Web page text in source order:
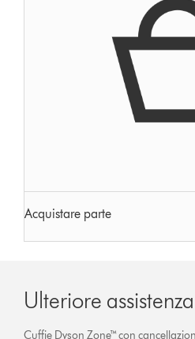
Acquistare parte
Ulteriore assistenza
Cuffie Dyson Zone™ con